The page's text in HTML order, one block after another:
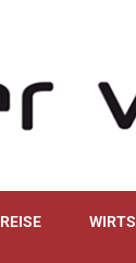
REISE